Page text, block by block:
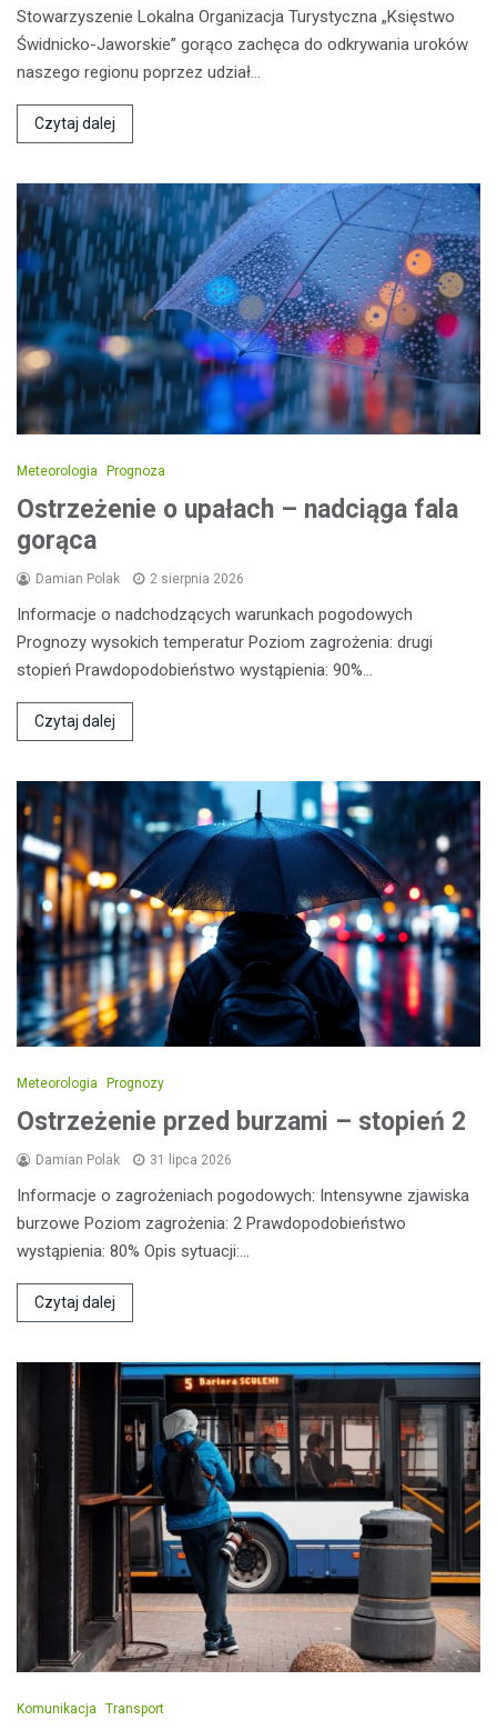
Stowarzyszenie Lokalna Organizacja Turystyczna „Księstwo
Świdnicko-Jaworskie” gorąco zachęca do odkrywania uroków
naszego regionu poprzez udział…
Czytaj dalej
Meteorologia Prognoza
Ostrzeżenie o upałach – nadciąga fala
gorąca
Damian Polak 2 sierpnia 2026
Informacje o nadchodzących warunkach pogodowych
Prognozy wysokich temperatur Poziom zagrożenia: drugi
stopień Prawdopodobieństwo wystąpienia: 90%…
Czytaj dalej
Meteorologia Prognozy
Ostrzeżenie przed burzami – stopień 2
Damian Polak 31 lipca 2026
Informacje o zagrożeniach pogodowych: Intensywne zjawiska
burzowe Poziom zagrożenia: 2 Prawdopodobieństwo
wystąpienia: 80% Opis sytuacji:…
Czytaj dalej
Komunikacja Transport